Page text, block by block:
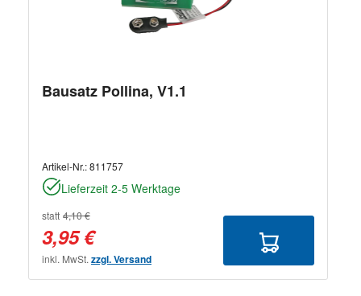
Bausatz Pollina, V1.1
Artikel-Nr.:811757
Lieferzeit 2-5 Werktage
statt 4,10 €
3,95 €
inkl. MwSt. zzgl. Versand